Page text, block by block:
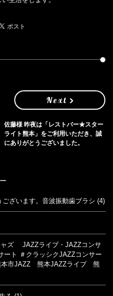
Next
佐藤様 昨夜は「レストバー★スター
ライト熊本」をご利用いただき、誠
にありがとうございました。
ざいます。音波振動歯ブラシ (4)
ズ JAZZライブ・JAZZコンサ
ート ＃クラッシクJAZZコンサー
本市JAZZ 熊本JAZZライブ 熊